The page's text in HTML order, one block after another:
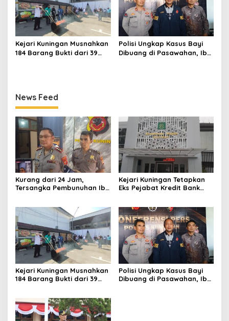
Kejari Kuningan Musnahkan
184 Barang Bukti dari 39
Polisi Ungkap Kasus Bayi
Dibuang di Pasawahan, Ibu
News Feed
Kurang dari 24 Jam,
Tersangka Pembunuhan Ibu
Kejari Kuningan Tetapkan
Eks Pejabat Kredit Bank
Rp529 Juta
Kejari Kuningan Musnahkan
184 Barang Bukti dari 39
Digunakan Lagi
Polisi Ungkap Kasus Bayi
Dibuang di Pasawahan, Ibu